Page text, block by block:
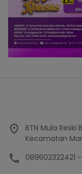
BTN Mula Reski
Kecamatan
089602322421